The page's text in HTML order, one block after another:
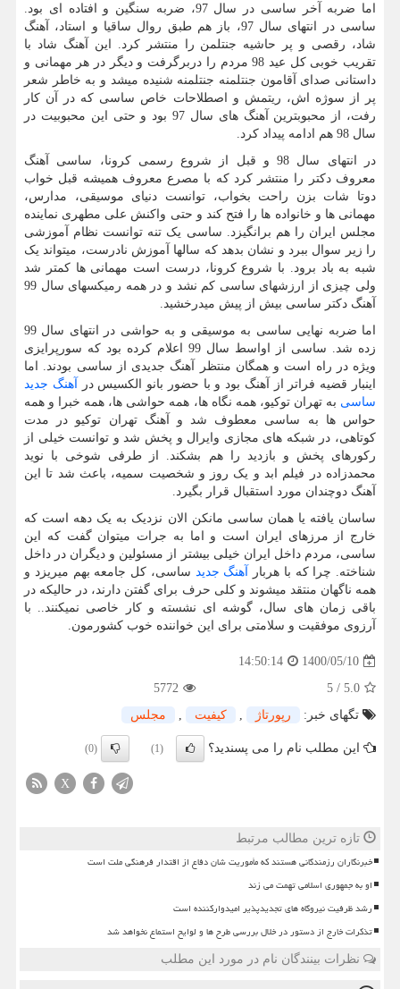
اما ضربه آخر ساسی در سال 97، ضربه سنگین و افتاده ای بود.
ساسی در انتهای سال 97، باز هم طبق روال ساقیا و استاد، آهنگ
شاد، رقصی و پر حاشیه جنتلمن را منتشر کرد. این آهنگ شاد با
تقریب خوبی کل عید 98 مردم را دربرگرفت و دیگر در هر مهمانی و
داستانی صدای آقامون جنتلمنه جنتلمنه شنیده میشد و به خاطر شعر
پر از سوژه اش، ریتمش و اصطلاحات خاص ساسی که در آن کار
رفت، از محبوبترین آهنگ های سال 97 بود و حتی این محبوبیت در
سال 98 هم ادامه پیداد کرد.
در انتهای سال 98 و قبل از شروع رسمی کرونا، ساسی آهنگ
معروف دکتر را منتشر کرد که با مصرع معروف همیشه قبل خواب
دوتا شات بزن راحت بخواب، توانست دنیای موسیقی، مدارس،
مهمانی ها و خانواده ها را فتح کند و حتی واکنش علی مطهری نماینده
مجلس ایران را هم برانگیزد. ساسی یک تنه توانست نظام آموزشی
را زیر سوال ببرد و نشان بدهد که سالها آموزش نادرست، میتواند یک
شبه به باد برود. با شروع کرونا، درست است مهمانی ها کمتر شد
ولی چیزی از ارزشهای ساسی کم نشد و در همه رمیکسهای سال 99
آهنگ دکتر ساسی بیش از پیش میدرخشید.
اما ضربه نهایی ساسی به موسیقی و به حواشی در انتهای سال 99
زده شد. ساسی از اواسط سال 99 اعلام کرده بود که سورپرایزی
ویژه در راه است و همگان منتظر آهنگ جدیدی از ساسی بودند. اما
اینبار قضیه فراتر از آهنگ بود و با حضور بانو الکسیس در آهنگ جدید
ساسی به تهران توکیو، همه نگاه ها، همه حواشی ها، همه خبرا و همه
حواس ها به ساسی معطوف شد و آهنگ تهران توکیو در مدت
کوتاهی، در شبکه های مجازی وایرال و پخش شد و توانست خیلی از
رکورهای پخش و بازدید را هم بشکند. از طرفی شوخی با نوید
محمدزاده در فیلم ابد و یک روز و شخصیت سمیه، باعث شد تا این
آهنگ دوچندان مورد استقبال قرار بگیرد.
ساسان یافته یا همان ساسی مانکن الان نزدیک به یک دهه است که
خارج از مرزهای ایران است و اما به جرات میتوان گفت که این
ساسی، مردم داخل ایران خیلی بیشتر از مسئولین و دیگران در داخل
شناخته. چرا که با هربار آهنگ جدید ساسی، کل جامعه بهم میریزد و
همه ناگهان منتقد میشوند و کلی حرف برای گفتن دارند، در حالیکه در
باقی زمان های سال، گوشه ای نشسته و کار خاصی نمیکنند.. با
آرزوی موفقیت و سلامتی برای این خواننده خوب کشورمون.
1400/05/10
14:50:14
5.0
/
5
5772
تگهای خبر:
رپورتاژ , كیفیت , مجلس
این مطلب نام را می پسندید؟ (1)
(0)
X
تازه ترین مطالب مرتبط
خبرنگاران رزمندگانی هستند که مأموریت شان دفاع از اقتدار فرهنگی ملت است
او به جمهوری اسلامی تهمت می زند
رشد ظرفیت نیروگاه های تجدیدپذیر امیدوارکننده است
تذکرات خارج از دستور در خلال بررسی طرح ها و لوایح استماع نخواهد شد
نظرات بینندگان نام در مورد این مطلب